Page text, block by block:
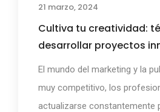
21 marzo, 2024
Cultiva tu creatividad:
desarrollar proyectos
El mundo del marketing y la
muy competitivo, los
actualizarse constantemente